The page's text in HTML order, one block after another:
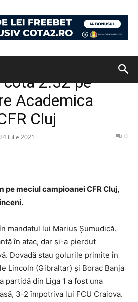
2.32 pe
Academica
Cluj
iulie 2021 0
pe meciul campioanei CFR Cluj,
mandatul lui Marius Șumudică.
în atac, dar și-a pierdut
Dovadă stau golurile primite în
Lincoln (Gibraltar) și Borac Banja
partidă din Liga 1 a fost una
3-2 împotriva lui FCU Craiova.